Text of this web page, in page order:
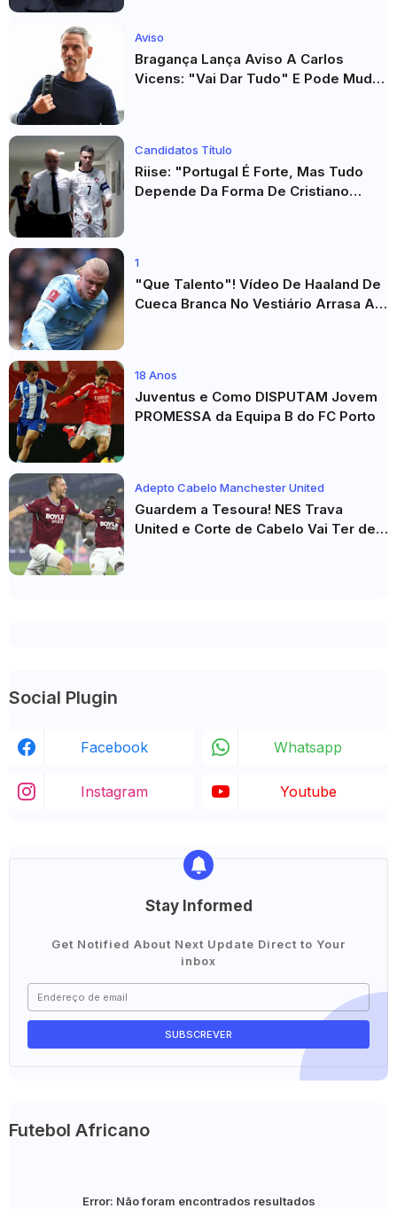
Aviso
Bragança Lança Aviso A Carlos
Vicens: "Vai Dar Tudo" E Pode Mudar
Candidatos Título
Riise: "Portugal É Forte, Mas Tudo
Depende Da Forma De Cristiano
1
"Que Talento"! Vídeo De Haaland De
Cueca Branca No Vestiário Arrasa A
18 Anos
Juventus e Como DISPUTAM Jovem
PROMESSA da Equipa B do FC Porto
Adepto Cabelo Manchester United
Guardem a Tesoura! NES Trava
United e Corte de Cabelo Vai Ter de
Social Plugin
Facebook Whatsapp
Instagram Youtube
Stay Informed
Get Notified About Next Update Direct to Your
inbox
Futebol Africano
Error: Não foram encontrados resultados